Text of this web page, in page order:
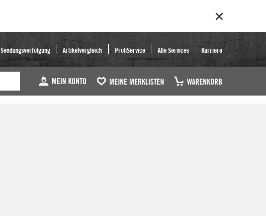
Sendungsverfolgung Artikelvergleich ProfiService Alle Services Karriere
MEIN KONTO MEINE MERKLISTEN WARENKORB